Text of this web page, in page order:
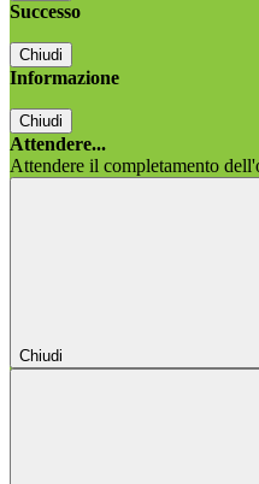
Successo
Chiudi
Informazione
Chiudi
Attendere...
Attendere il completamento
Chiudi